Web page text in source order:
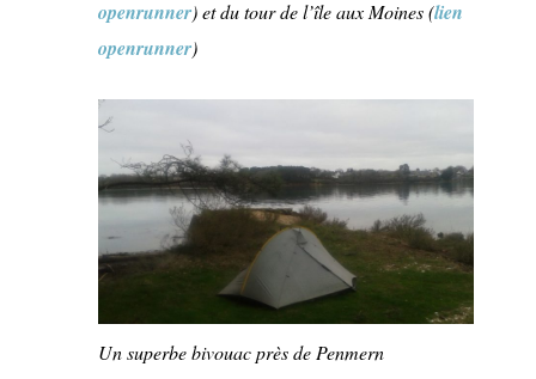
openrunner) et du tour de l’île aux Moines (lien
openrunner)
Un superbe bivouac près de Penmern